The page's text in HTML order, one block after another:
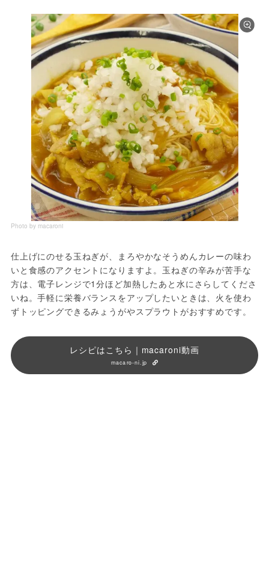
Photo by macaroni
仕上げにのせる玉ねぎが、まろやかなそうめんカレーの味わ
いと食感のアクセントになりますよ。玉ねぎの辛みが苦手な
方は、電子レンジで1分ほど加熱したあと水にさらしてくださ
いね。手軽に栄養バランスをアップしたいときは、火を使わ
ずトッピングできるみょうがやスプラウトがおすすめです。
レシピはこちら｜macaroni動画
macaro-ni.jp